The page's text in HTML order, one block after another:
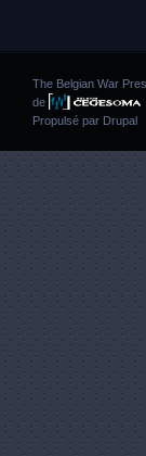
The Belgian War
de
Propulsé par Drupal